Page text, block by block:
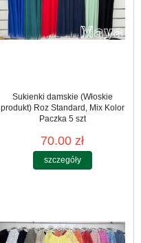
Sukienki damskie (Włoskie
produkt) Roz Standard, Mix Kolor
Paczka 5 szt
70.00 zł
szczegóły